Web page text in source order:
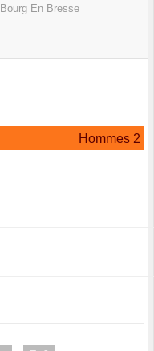
Bourg En Bresse
Hommes 2